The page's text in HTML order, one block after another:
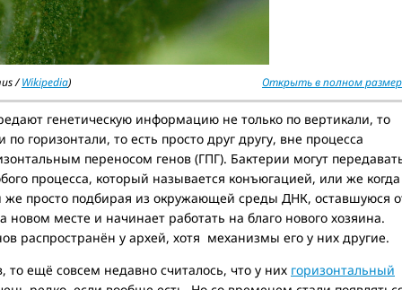
/Wikipedia) Открыть в полном
генетическую информацию не только по вертикали, то
горизонтали, то есть просто друг другу, вне процесса
переносом генов (ГПГ). Бактерии могут
процесса, который называется конъюгацией, или же когда
же просто подбирая из окружающей среды ДНК, оставшуюся
новом месте и начинает работать на благо нового хозяина.
распространён у архей, хотя механизмы его у них другие.
ещё совсем недавно считалось, что у них горизонтальный